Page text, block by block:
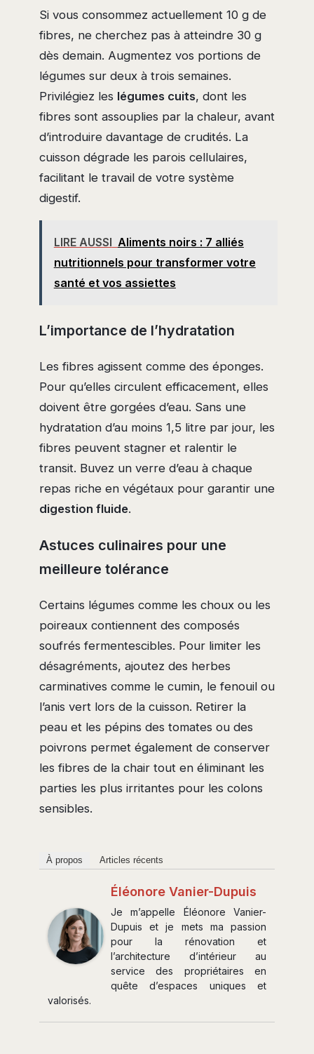
Si vous consommez actuellement 10 g de
fibres, ne cherchez pas à atteindre 30 g
dès demain. Augmentez vos portions de
légumes sur deux à trois semaines.
Privilégiez les légumes cuits, dont les
fibres sont assouplies par la chaleur, avant
d’introduire davantage de crudités. La
cuisson dégrade les parois cellulaires,
facilitant le travail de votre système
digestif.
LIRE AUSSI Aliments noirs : 7 alliés
nutritionnels pour transformer votre
santé et vos assiettes
L’importance de l’hydratation
Les fibres agissent comme des éponges.
Pour qu’elles circulent efficacement, elles
doivent être gorgées d’eau. Sans une
hydratation d’au moins 1,5 litre par jour, les
fibres peuvent stagner et ralentir le
transit. Buvez un verre d’eau à chaque
repas riche en végétaux pour garantir une
digestion fluide.
Astuces culinaires pour une
meilleure tolérance
Certains légumes comme les choux ou les
poireaux contiennent des composés
soufrés fermentescibles. Pour limiter les
désagréments, ajoutez des herbes
carminatives comme le cumin, le fenouil ou
l’anis vert lors de la cuisson. Retirer la
peau et les pépins des tomates ou des
poivrons permet également de conserver
les fibres de la chair tout en éliminant les
parties les plus irritantes pour les colons
sensibles.
À propos Articles récents
Éléonore Vanier-Dupuis
Je m’appelle Éléonore Vanier-
Dupuis et je mets ma passion
pour la rénovation et
l’architecture d’intérieur au
service des propriétaires en
quête d’espaces uniques et
valorisés.